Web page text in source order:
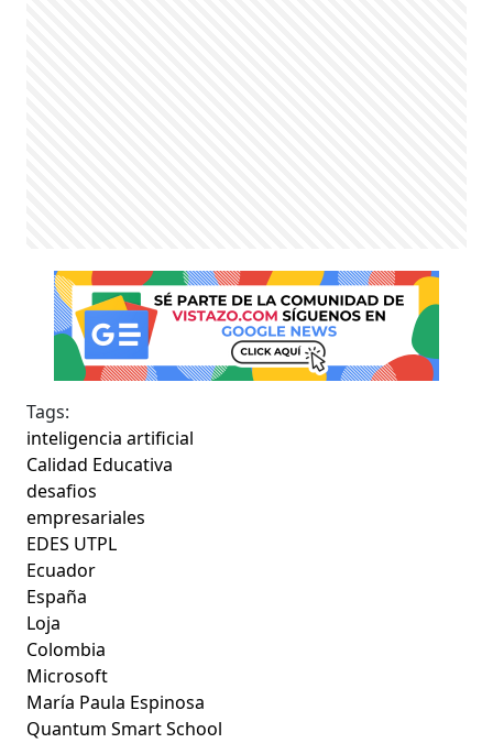
Tags:
inteligencia artificial
Calidad Educativa
desafios
empresariales
EDES UTPL
Ecuador
España
Loja
Colombia
Microsoft
María Paula Espinosa
Quantum Smart School